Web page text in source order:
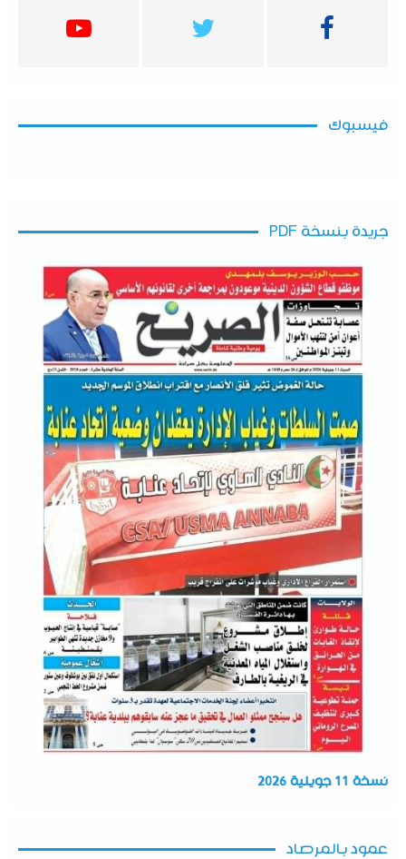
فيسبوك
جريدة بنسخة PDF
نسخة 11 جويلية 2026
عمود بالمرصاد